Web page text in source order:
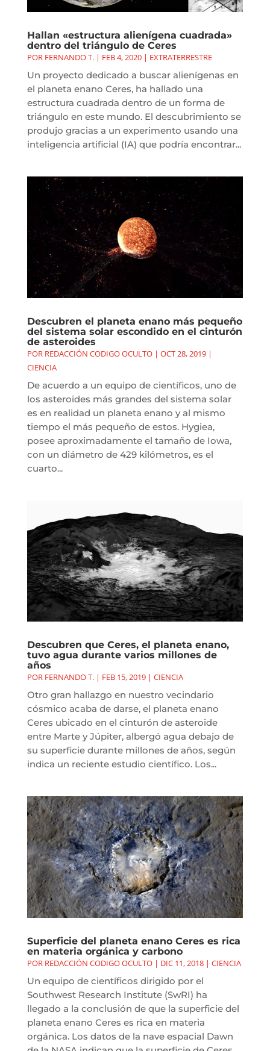
Hallan «estructura alienígena cuadrada»
dentro del triángulo de Ceres
POR FERNANDO T.| FEB 4, 2020| EXTRATERRESTRE
Un proyecto dedicado a buscar alienígenas en
el planeta enano Ceres, ha hallado una
estructura cuadrada dentro de un forma de
triángulo en este mundo. El descubrimiento se
produjo gracias a un experimento usando una
inteligencia artificial (IA) que podría encontrar...
Descubren el planeta enano más pequeño
del sistema solar escondido en el cinturón
de asteroides
POR REDACCIÓN CODIGO OCULTO| OCT 28, 2019|
CIENCIA
De acuerdo a un equipo de científicos, uno de
los asteroides más grandes del sistema solar
es en realidad un planeta enano y al mismo
tiempo el más pequeño de estos. Hygiea,
posee aproximadamente el tamaño de Iowa,
con un diámetro de 429 kilómetros, es el
cuarto...
Descubren que Ceres, el planeta enano,
tuvo agua durante varios millones de
años
POR FERNANDO T.| FEB 15, 2019| CIENCIA
Otro gran hallazgo en nuestro vecindario
cósmico acaba de darse, el planeta enano
Ceres ubicado en el cinturón de asteroide
entre Marte y Júpiter, albergó agua debajo de
su superficie durante millones de años, según
indica un reciente estudio científico. Los...
Superficie del planeta enano Ceres es rica
en materia orgánica y carbono
POR REDACCIÓN CODIGO OCULTO| DIC 11, 2018| CIENCIA
Un equipo de científicos dirigido por el
Southwest Research Institute (SwRI) ha
llegado a la conclusión de que la superficie del
planeta enano Ceres es rica en materia
orgánica. Los datos de la nave espacial Dawn